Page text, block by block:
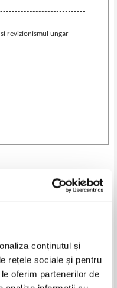
conținutul și
rețele sociale și pentru
oferim partenerilor de
revizionismul ungar